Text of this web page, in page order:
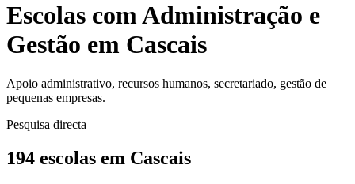
Escolas com Administração e
Gestão em Cascais
Apoio administrativo, recursos humanos, secretariado, gestão de
pequenas empresas.
Pesquisa directa
194 escolas em Cascais